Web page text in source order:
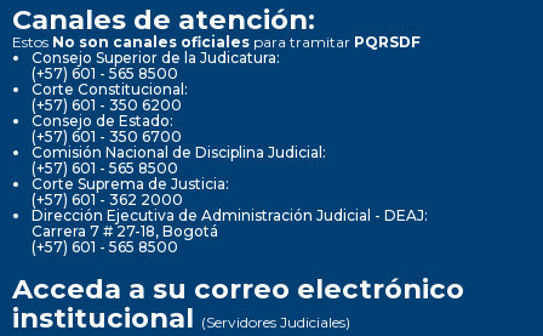
Canales de atención:
Estos No son canales oficiales para tramitar PQRSDF
Consejo Superior de la Judicatura:
(+57) 601 - 565 8500
Corte Constitucional:
(+57) 601 - 350 6200
Consejo de Estado:
(+57) 601 - 350 6700
Comisión Nacional de Disciplina Judicial:
(+57) 601 - 565 8500
Corte Suprema de Justicia:
(+57) 601 - 362 2000
Dirección Ejecutiva de Administración Judicial - DEAJ:
Carrera 7 # 27-18, Bogotá
(+57) 601 - 565 8500
Acceda a su correo electrónico
institucional (Servidores Judiciales)